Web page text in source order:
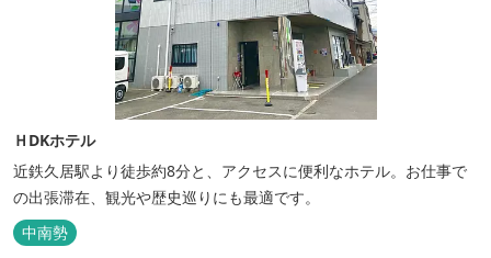
ＨDKホテル
近鉄久居駅より徒歩約8分と、アクセスに便利なホテル。お仕事で
の出張滞在、観光や歴史巡りにも最適です。
中南勢